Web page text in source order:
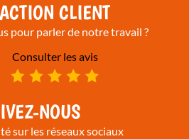
CLIENT
pour parler de notre travail ?
Consulter les avis
NOUS
sur les réseaux sociaux